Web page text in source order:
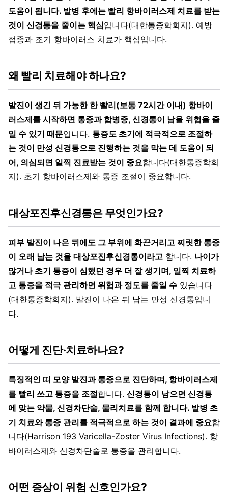
도움이 됩니다. 발병 후에는 빨리 항바이러스제 치료를 받는
것이 신경통을 줄이는 핵심입니다(대한통증학회지). 예방
접종과 조기 항바이러스 치료가 핵심입니다.
왜 빨리 치료해야 하나요?
발진이 생긴 뒤 가능한 한 빨리(보통 72시간 이내) 항바이
러스제를 시작하면 통증과 합병증, 신경통이 남을 위험을 줄
일 수 있기 때문입니다. 통증도 초기에 적극적으로 조절하
는 것이 만성 신경통으로 진행하는 것을 막는 데 도움이 되
어, 의심되면 일찍 진료받는 것이 중요합니다(대한통증학회
지). 초기 항바이러스제와 통증 조절이 중요합니다.
대상포진후신경통은 무엇인가요?
피부 발진이 나은 뒤에도 그 부위에 화끈거리고 찌릿한 통증
이 오래 남는 것을 대상포진후신경통이라고 합니다. 나이가
많거나 초기 통증이 심했던 경우 더 잘 생기며, 일찍 치료하
고 통증을 적극 관리하면 위험과 정도를 줄일 수 있습니다
(대한통증학회지). 발진이 나은 뒤 남는 만성 신경통입니
다.
어떻게 진단·치료하나요?
특징적인 띠 모양 발진과 통증으로 진단하며, 항바이러스제
를 빨리 쓰고 통증을 조절합니다. 신경통이 남으면 신경통
에 맞는 약물, 신경차단술, 물리치료를 함께 합니다. 발병 초
기 치료와 통증 관리를 적극적으로 하는 것이 결과에 중요합
니다(Harrison 193 Varicella-Zoster Virus Infections). 항
바이러스제와 신경차단술로 통증을 관리합니다.
어떤 증상이 위험 신호인가요?